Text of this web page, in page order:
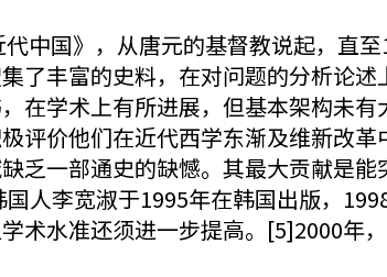
中国》，从唐元的基督教说起，直
丰富的史料，在对问题的分析论
在学术上有所进展，但基本架构未
评价他们在近代西学东渐及维新改革
乏一部通史的缺憾。其最大贡献是
人李宽淑于1995年在韩国出版，
术水准还须进一步提高。[5]2000年